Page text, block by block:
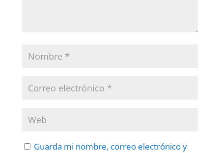
Guarda mi nombre, correo electrónico y